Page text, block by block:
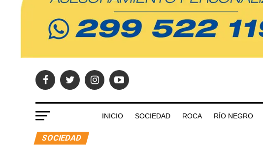
INICIO SOCIEDAD ROCA RÍO NEGRO
SOCIEDAD